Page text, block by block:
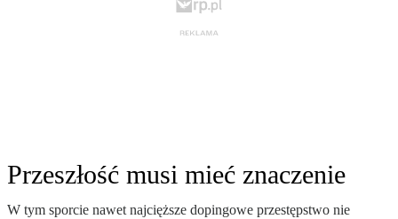
Przeszłość musi mieć znaczenie
W tym sporcie nawet najcięższe dopingowe przestępstwo nie